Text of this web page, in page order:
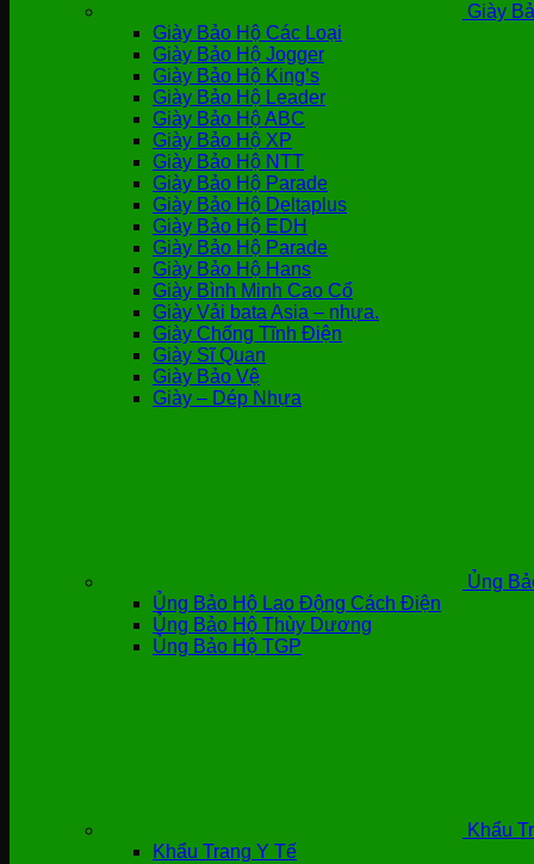
Giày
Giày Bảo Hộ Các Loại
Giày Bảo Hộ Jogger
Giày Bảo Hộ King’s
Giày Bảo Hộ Leader
Giày Bảo Hộ ABC
Giày Bảo Hộ XP
Giày Bảo Hộ NTT
Giày Bảo Hộ Parade
Giày Bảo Hộ Deltaplus
Giày Bảo Hộ EDH
Giày Bảo Hộ Parade
Giày Bảo Hộ Hans
Giày Bình Minh Cao Cổ
Giày Vải bata Asia – nhựa.
Giày Chống Tĩnh Điện
Giày Sĩ Quan
Giày Bảo Vệ
Giày – Dép Nhựa
Ủng
Ủng Bảo Hộ Lao Động Cách Điện
Ủng Bảo Hộ Thùy Dương
Ủng Bảo Hộ TGP
Khẩu
Khẩu Trang Y Tế